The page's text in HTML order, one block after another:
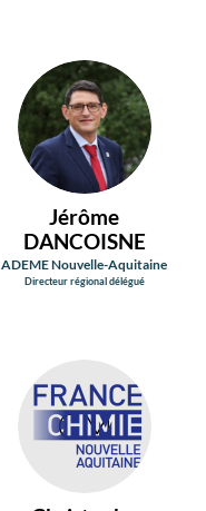
JD
Jérôme
DANCOISNE
ADEME Nouvelle-Aquitaine
Directeur régional délégué
CM